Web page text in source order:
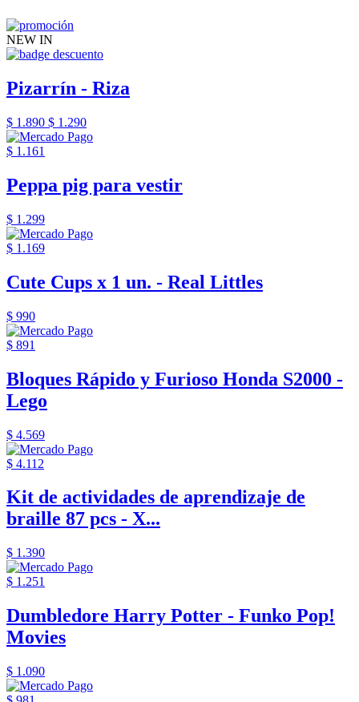
NEW IN
Pizarrín - Riza
$ 1.890 $ 1.290
$ 1.161
Peppa pig para vestir
$ 1.299
$ 1.169
Cute Cups x 1 un. - Real Littles
$ 990
$ 891
Bloques Rápido y Furioso Honda S2000 -
Lego
$ 4.569
$ 4.112
Kit de actividades de aprendizaje de
braille 87 pcs - X...
$ 1.390
$ 1.251
Dumbledore Harry Potter - Funko Pop!
Movies
$ 1.090